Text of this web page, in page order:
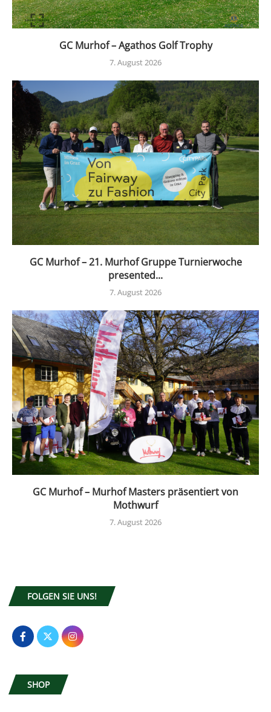
GC Murhof – Agathos Golf Trophy
7. August 2026
GC Murhof – 21. Murhof Gruppe Turnierwoche
presented...
7. August 2026
GC Murhof – Murhof Masters präsentiert von
Mothwurf
7. August 2026
FOLGEN SIE UNS!
SHOP